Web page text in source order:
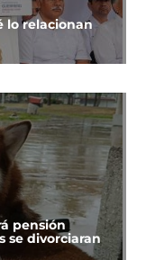
lo relacionan
pensión
se divorciaran